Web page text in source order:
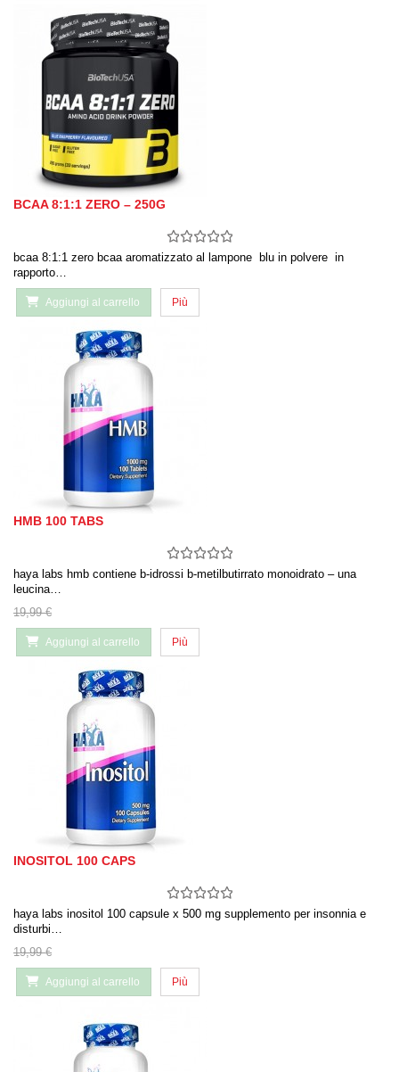
BCAA 8:1:1 ZERO – 250G
bcaa 8:1:1 zero bcaa aromatizzato al lampone blu in polvere in
rapporto…
Aggiungi al carrello Più
HMB 100 TABS
haya labs hmb contiene b-idrossi b-metilbutirrato monoidrato – una
leucina…
19,99 €
Aggiungi al carrello Più
INOSITOL 100 CAPS
haya labs inositol 100 capsule x 500 mg supplemento per insonnia e
disturbi…
19,99 €
Aggiungi al carrello Più